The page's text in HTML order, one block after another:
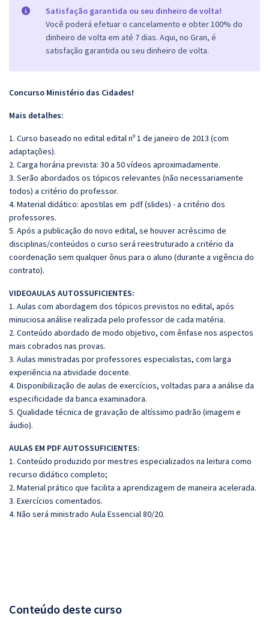
Satisfação garantida ou seu dinheiro de volta!
Você poderá efetuar o cancelamento e obter 100% do
dinheiro de volta em até 7 dias. Aqui, no Gran, é
satisfação garantida ou seu dinheiro de volta.
Concurso Ministério das Cidades!
Mais detalhes:
1. Curso baseado no edital edital nº 1 de janeiro de 2013 (com
adaptações).
2. Carga horária prevista: 30 a 50 vídeos aproximadamente.
3. Serão abordados os tópicos relevantes (não necessariamente
todos) a critério do professor.
4. Material didático: apostilas em pdf (slides) - a critério dos
professores.
5. Após a publicação do novo edital, se houver acréscimo de
disciplinas/conteúdos o curso será reestruturado a critério da
coordenação sem qualquer ônus para o aluno (durante a vigência do
contrato).
VIDEOAULAS AUTOSSUFICIENTES:
1. Aulas com abordagem dos tópicos previstos no edital, após
minuciosa análise realizada pelo professor de cada matéria.
2. Conteúdo abordado de modo objetivo, com ênfase nos aspectos
mais cobrados nas provas.
3. Aulas ministradas por professores especialistas, com larga
experiência na atividade docente.
4. Disponibilização de aulas de exercícios, voltadas para a análise da
especificidade da banca examinadora.
5. Qualidade técnica de gravação de altíssimo padrão (imagem e
áudio).
AULAS EM PDF AUTOSSUFICIENTES:
1. Conteúdo produzido por mestres especializados na leitura como
recurso didático completo;
2. Material prático que facilita a aprendizagem de maneira acelerada.
3. Exercícios comentados.
4. Não será ministrado Aula Essencial 80/20.
Conteúdo deste curso